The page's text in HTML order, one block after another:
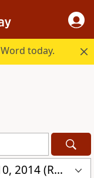
today.
Cornilescu 1924 - Revised 2010, 2014 (RMNN)